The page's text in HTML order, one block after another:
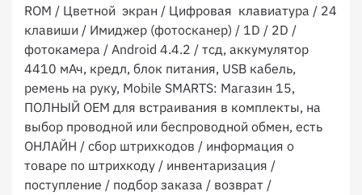
ROM / Цветной экран / Цифровая клавиатура / 24
клавиши / Имиджер (фотосканер) / 1D / 2D /
фотокамера / Android 4.4.2 / тсд, аккумулятор
4410 мАч, кредл, блок питания, USB кабель,
ремень на руку, Mobile SMARTS: Магазин 15,
ПОЛНЫЙ OEM для встраивания в комплекты, на
выбор проводной или беспроводной обмен, есть
ОНЛАЙН / сбор штрихкодов / информация о
товаре по штрихкоду / инвентаризация /
поступление / подбор заказа / возврат /